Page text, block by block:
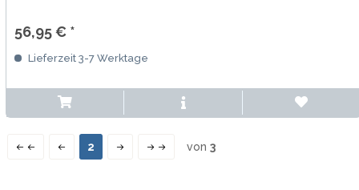
56,95 € *
Lieferzeit 3-7 Werktage
2 von 3